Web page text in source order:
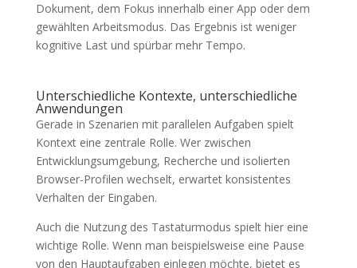
Dokument, dem Fokus innerhalb einer App oder dem
gewählten Arbeitsmodus. Das Ergebnis ist weniger
kognitive Last und spürbar mehr Tempo.
Unterschiedliche Kontexte, unterschiedliche
Anwendungen
Gerade in Szenarien mit parallelen Aufgaben spielt
Kontext eine zentrale Rolle. Wer zwischen
Entwicklungsumgebung, Recherche und isolierten
Browser-Profilen wechselt, erwartet konsistentes
Verhalten der Eingaben.
Auch die Nutzung des Tastaturmodus spielt hier eine
wichtige Rolle. Wenn man beispielsweise eine Pause
von den Hauptaufgaben einlegen möchte, bietet es